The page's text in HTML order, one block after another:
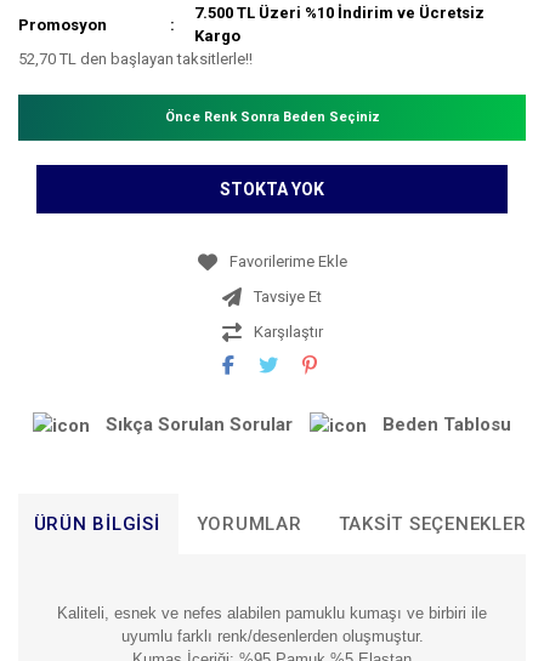
Promosyon
7.500 TL Üzeri %10 İndirim ve Ücretsiz
Kargo
52,70 TL den başlayan taksitlerle!!
Önce Renk Sonra Beden Seçiniz
STOKTA YOK
Tavsiye Et
Karşılaştır
Sıkça Sorulan Sorular Beden Tablosu
ÜRÜN BILGISI YORUMLAR TAKSIT SEÇENEKLERI
Kaliteli, esnek ve nefes alabilen pamuklu kumaşı ve birbiri ile
uyumlu farklı renk/desenlerden oluşmuştur.